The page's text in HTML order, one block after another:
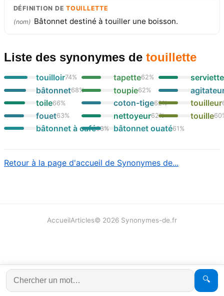
DÉFINITION DETOUILLETTE
(nom) Bâtonnet destiné à touiller une boisson.
Liste des synonymes de touillette
touilloir74%
bâtonnet68%
toile66%
fouet63%
bâtonnet à café63%
tapette62%
toupie62%
coton-tige62%
nettoyeur62%
bâtonnet ouaté61 %
serviette
touilleur
touille60
Retour à la page d'accueil de Synonymes de...
🔍
AccueilArticles© 2026 Synonymes-de.fr